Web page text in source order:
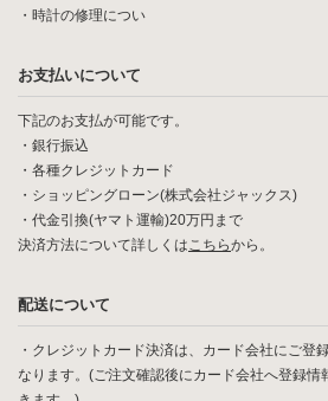
・ 時計の修理につい
お支払いについて
下記のお支払が可能です。
・銀行振込
・各種クレジットカード
・ショッピングローン(株式会社ジャックス)
・代金引換(ヤマト運輸)20万円まで
決済方法について詳しくはこちらから。
配送について
・クレジットカード決済は、カード会社にご登
なります。(ご注文確認後にカード会社へ登録